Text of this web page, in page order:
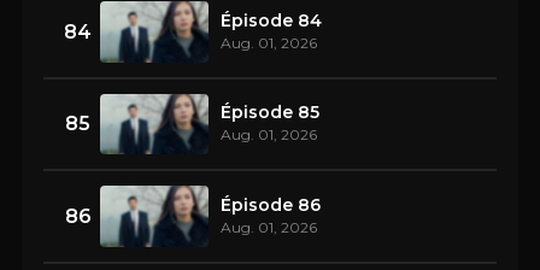
84 Épisode 84
Aug. 01, 2026
85 Épisode 85
Aug. 01, 2026
86 Épisode 86
Aug. 01, 2026